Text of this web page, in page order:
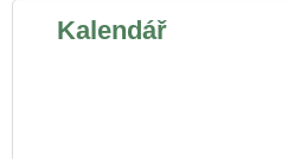
Kalendář